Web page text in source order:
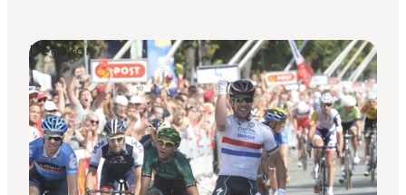
Oplevelser
Overnatning
Planlæg ferien
Det sker